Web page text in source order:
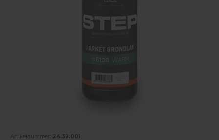
Artikelnummer: 24.39.001